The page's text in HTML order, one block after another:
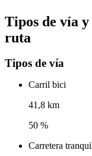
Tipos de vía
ruta
Tipos de vía
Carril bici
41,8 km
50 %
Carretera